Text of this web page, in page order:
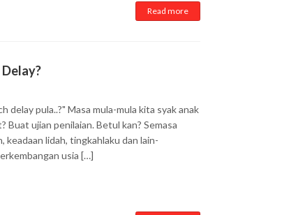
Read more
pula..?" Masa mula-mula kita syak anak
Buat ujian penilaian. Betul kan? Semasa
keadaan lidah, tingkahlaku dan lain-
usia […]